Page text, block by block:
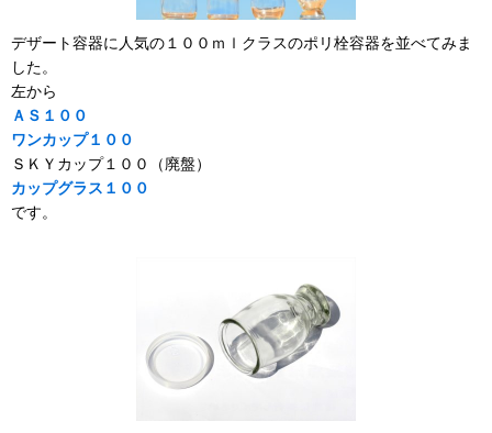
デザート容器に人気の１００ｍｌクラスのポリ栓容器を並べてみま
した。
左から
ＡＳ１００
ワンカップ１００
ＳＫＹカップ１００（廃盤）
カップグラス１００
です。